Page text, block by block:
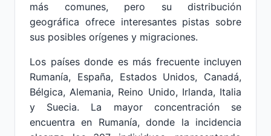
más comunes, pero su distribución
geográfica ofrece interesantes pistas sobre
sus posibles orígenes y migraciones.
Los países donde es más frecuente incluyen
Rumanía, España, Estados Unidos, Canadá,
Bélgica, Alemania, Reino Unido, Irlanda, Italia
y Suecia. La mayor concentración se
encuentra en Rumanía, donde la incidencia